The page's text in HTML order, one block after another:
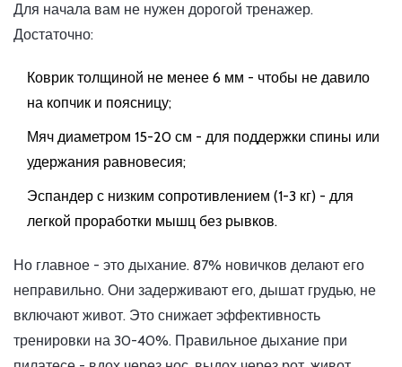
Для начала вам не нужен дорогой тренажер.
Достаточно:
Коврик толщиной не менее 6 мм - чтобы не давило
на копчик и поясницу;
Мяч диаметром 15-20 см - для поддержки спины или
удержания равновесия;
Эспандер с низким сопротивлением (1-3 кг) - для
легкой проработки мышц без рывков.
Но главное - это дыхание. 87% новичков делают его
неправильно. Они задерживают его, дышат грудью, не
включают живот. Это снижает эффективность
тренировки на 30-40%. Правильное дыхание при